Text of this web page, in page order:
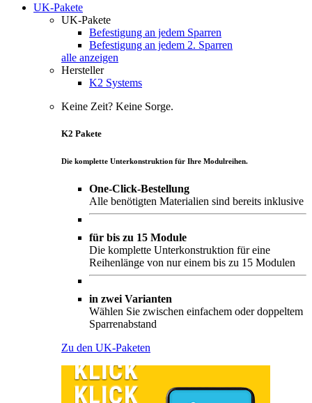
UK-Pakete
UK-Pakete
Befestigung an jedem Sparren
Befestigung an jedem 2. Sparren
alle anzeigen
Hersteller
K2 Systems
Keine Zeit? Keine Sorge.
K2 Pakete
Die komplette Unterkonstruktion für Ihre Modulreihen.
One-Click-Bestellung
Alle benötigten Materialien sind bereits inklusive
für bis zu 15 Module
Die komplette Unterkonstruktion für eine
Reihenlänge von nur einem bis zu 15 Modulen
in zwei Varianten
Wählen Sie zwischen einfachem oder doppeltem
Sparrenabstand
Zu den UK-Paketen